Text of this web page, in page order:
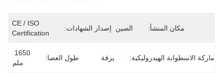
مكان المنشأ: الصين إصدار الشهادات:
CE / ISO
Certification
ماركة الاسطوانة الهيدروليكية: يرقة طول العصا:
ملم